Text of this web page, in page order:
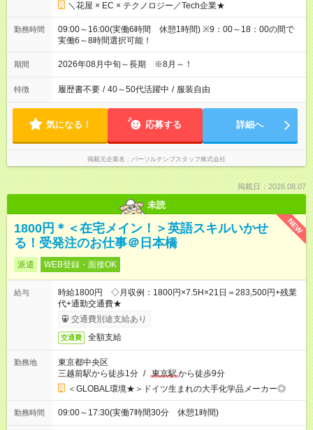
＼花屋 × EC × テクノロジー／Tech企業★
勤務時間
09:00～16:00(実働6時間 休憩1時間) ※9：00～18：00の間で
実働6～8時間選択可能！
期間 2026年08月中旬～長期 ※8月～！
特徴 履歴書不要 / 40～50代活躍中 / 服装自由
気になる！ 応募する 詳細へ
掲載元企業名 パーソルテンプスタッフ株式会社
掲載日：2026.08.07
未読
NEW
1800円＊＜在宅メイン！＞英語スキルいかせ
る！受発注のお仕事＠日本橋
派遣 WEB登録・面接OK
給与
時給1800円 ◇月収例：1800円×7.5H×21日＝283,500円+残業
代+通勤交通費★
交通費別途支給あり
交通費 全額支給
勤務地
東京都中央区
三越前駅から徒歩1分 / 東京駅から徒歩9分
＜GLOBAL環境★＞ドイツ生まれの大手化学品メーカー◎
勤務時間 09:00～17:30(実働7時間30分 休憩1時間)